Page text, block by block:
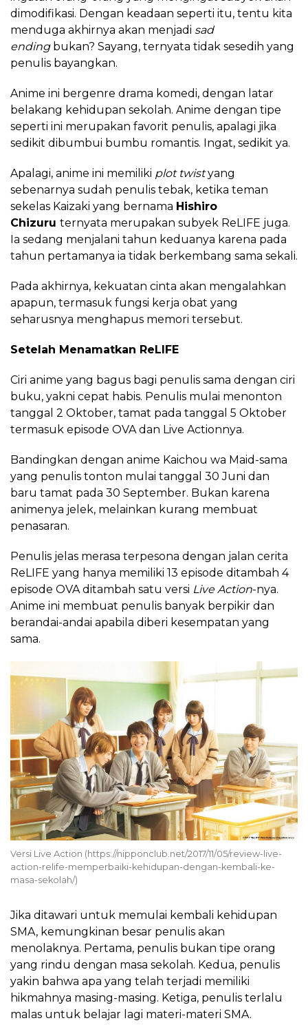
dimodifikasi. Dengan keadaan seperti itu, tentu kita
menduga akhirnya akan menjadi sad
ending bukan? Sayang, ternyata tidak sesedih yang
penulis bayangkan.
Anime ini bergenre drama komedi, dengan latar
belakang kehidupan sekolah. Anime dengan tipe
seperti ini merupakan favorit penulis, apalagi jika
sedikit dibumbui bumbu romantis. Ingat, sedikit ya.
Apalagi, anime ini memiliki plot twistyang
sebenarnya sudah penulis tebak, ketika teman
sekelas Kaizaki yang bernama Hishiro
Chizuru ternyata merupakan subyek ReLIFE juga.
Ia sedang menjalani tahun keduanya karena pada
tahun pertamanya ia tidak berkembang sama sekali.
Pada akhirnya, kekuatan cinta akan mengalahkan
apapun, termasuk fungsi kerja obat yang
seharusnya menghapus memori tersebut.
Setelah Menamatkan ReLIFE
Ciri anime yang bagus bagi penulis sama dengan ciri
buku, yakni cepat habis. Penulis mulai menonton
tanggal 2 Oktober, tamat pada tanggal 5 Oktober
termasuk episode OVA dan Live Actionnya.
Bandingkan dengan anime Kaichou wa Maid-sama
yang penulis tonton mulai tanggal 30 Juni dan
baru tamat pada 30 September. Bukan karena
animenya jelek, melainkan kurang membuat
penasaran.
Penulis jelas merasa terpesona dengan jalan cerita
ReLIFE yang hanya memiliki 13 episode ditambah 4
episode OVA ditambah satu versi Live Action-nya.
Anime ini membuat penulis banyak berpikir dan
berandai-andai apabila diberi kesempatan yang
sama.
Versi Live Action (https://nipponclub.net/2017/11/05/review-live-
action-relife-memperbaiki-kehidupan-dengan-kembali-ke-
masa-sekolah/)
Jika ditawari untuk memulai kembali kehidupan
SMA, kemungkinan besar penulis akan
menolaknya. Pertama, penulis bukan tipe orang
yang rindu dengan masa sekolah. Kedua, penulis
yakin bahwa apa yang telah terjadi memiliki
hikmahnya masing-masing. Ketiga, penulis terlalu
malas untuk belajar lagi materi-materi SMA.